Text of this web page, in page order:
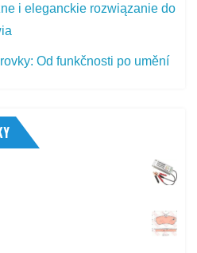
i eleganckie rozwiązanie do
Od funkčnosti po umění